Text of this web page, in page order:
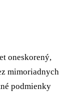
oneskorený,
mimoriadnych
podmienky